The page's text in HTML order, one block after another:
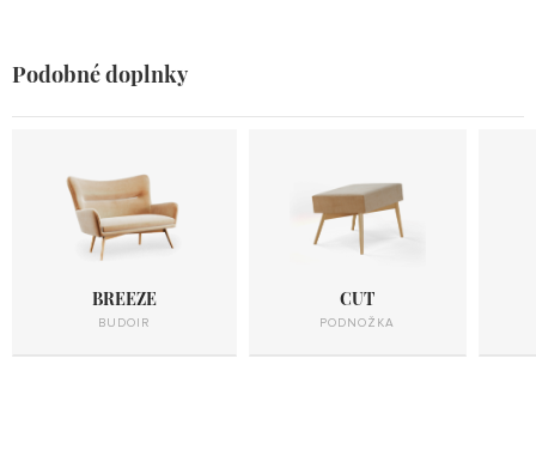
Podobné doplnky
BREEZE
BUDOIR
CUT
PODNOŽKA